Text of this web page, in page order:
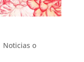
Noticias o